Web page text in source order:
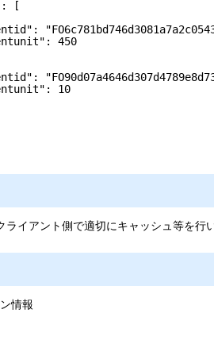
[
450
10
イアント側で適切にキャッシュ等を行
情報